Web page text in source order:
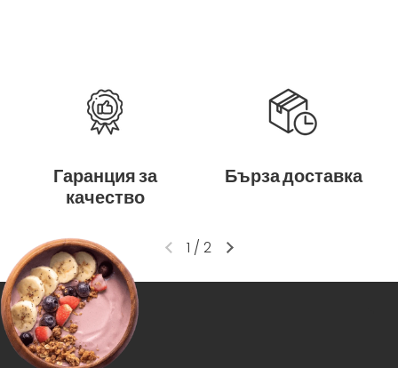
Гаранция за
качество
Бърза доставка
1 / 2